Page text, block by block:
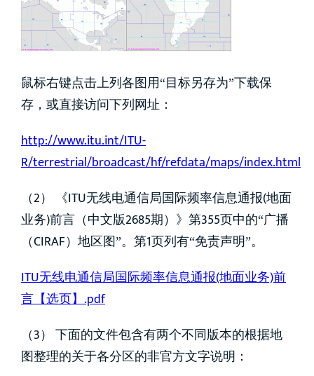
鼠标右键点击上列各图用“目标另存为”下载保
存，或直接访问下列网址：
http://www.itu.int/ITU-
R/terrestrial/broadcast/hf/refdata/maps/index.html
（2） 《ITU无线电通信局国际频率信息通报(地面
业务)前言（中文版2685期）》第355页中的“广播
（CIRAF）地区图”。第1页列有“免责声明”。
ITU无线电通信局国际频率信息通报(地面业务)前
言【选页】.pdf
（3） 下面的文件包含有两个不同版本的根据地
图整理的关于各分区的非官方文字说明：